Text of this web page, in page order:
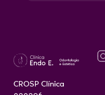
CROSP Clínica